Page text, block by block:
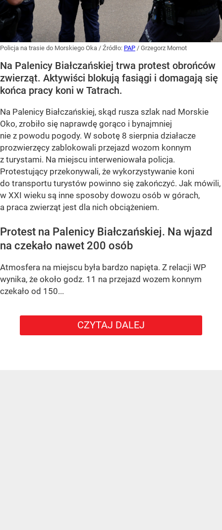
Policja na trasie do Morskiego Oka / Źródło: PAP / Grzegorz Momot
Na Palenicy Białczańskiej trwa protest obrońców
zwierząt. Aktywiści blokują fasiągi i domagają się
końca pracy koni w Tatrach.
Na Palenicy Białczańskiej, skąd rusza szlak nad Morskie
Oko, zrobiło się naprawdę gorąco i bynajmniej
nie z powodu pogody. W sobotę 8 sierpnia działacze
prozwierzęcy zablokowali przejazd wozom konnym
z turystami. Na miejscu interweniowała policja.
Protestujący przekonywali, że wykorzystywanie koni
do transportu turystów powinno się zakończyć. Jak mówili,
w XXI wieku są inne sposoby dowozu osób w górach,
a praca zwierząt jest dla nich obciążeniem.
Protest na Palenicy Białczańskiej. Na wjazd
na czekało nawet 200 osób
Atmosfera na miejscu była bardzo napięta. Z relacji WP
wynika, że około godz. 11 na przejazd wozem konnym
czekało od 150...
CZYTAJ DALEJ